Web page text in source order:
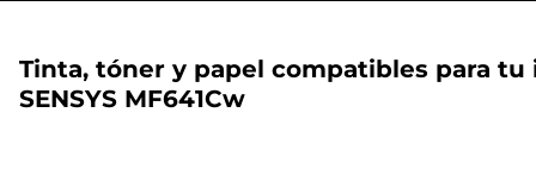
Tinta, tóner y papel compatibles para tu
SENSYS MF641Cw